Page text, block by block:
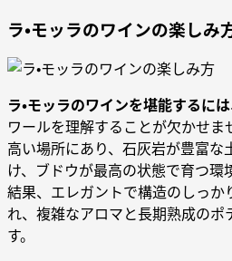
ラ・モッラのワインの楽しみ
ラ・モッラのワインを堪能するには
ワールを理解することが欠かせ
高い場所にあり、石灰岩が豊富な
け、ブドウが最高の状態で育つ環
結果、エレガントで構造のしっか
れ、複雑なアロマと長期熟成のポ
す。